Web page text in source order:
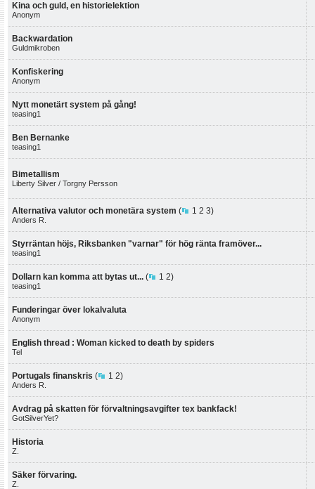
Kina och guld, en historielektion
Anonym
Backwardation
Guldmikroben
Konfiskering
Anonym
Nytt monetärt system på gång!
teasing1
Ben Bernanke
teasing1
Bimetallism
Liberty Silver / Torgny Persson
Alternativa valutor och monetära system ( 1 2 3)
Anders R.
Styrräntan höjs, Riksbanken "varnar" för hög ränta framöver...
teasing1
Dollarn kan komma att bytas ut... ( 1 2)
teasing1
Funderingar över lokalvaluta
Anonym
English thread : Woman kicked to death by spiders
Tel
Portugals finanskris ( 1 2)
Anders R.
Avdrag på skatten för förvaltningsavgifter tex bankfack!
GotSilverYet?
Historia
Z.
Säker förvaring.
Z.